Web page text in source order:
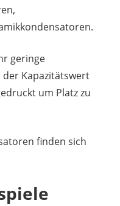
geringe
Kapazitätswert
um Platz zu
finden sich